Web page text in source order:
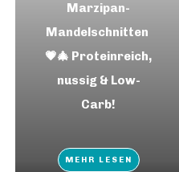
Marzipan-
Mandelschnitten
💗🎄 Proteinreich,
nussig & Low-
Carb!
MEHR LESEN